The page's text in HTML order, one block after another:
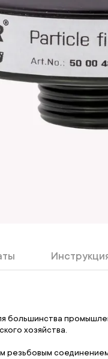
большинства
хозяйства.
соединением